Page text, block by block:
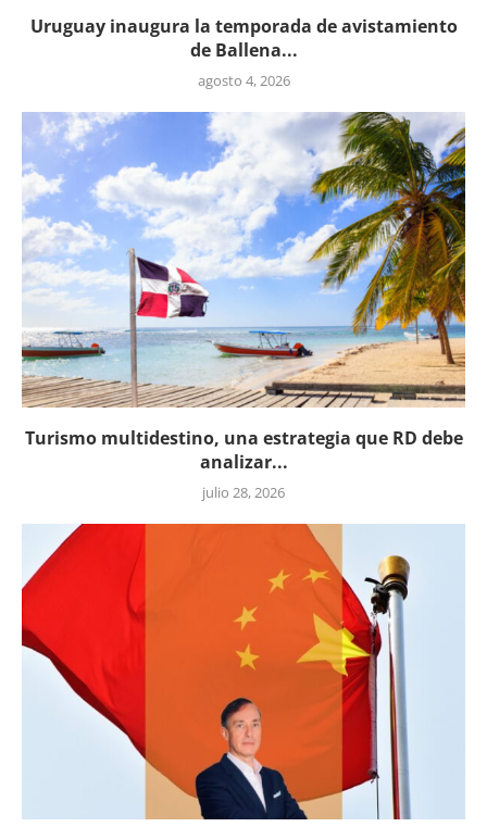
Uruguay inaugura la temporada de avistamiento
de Ballena...
agosto 4, 2026
Turismo multidestino, una estrategia que RD debe
analizar...
julio 28, 2026